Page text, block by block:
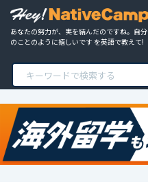
あなたの努力が、実を結んだのですね。自分
のことのように嬉しいです を英語で教えて!